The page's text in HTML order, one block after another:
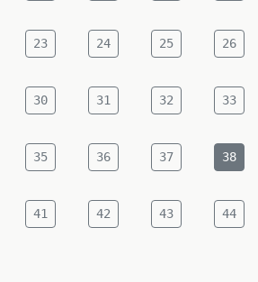
23 24 25 26
30 31 32 33
35 36 37 38
41 42 43 44